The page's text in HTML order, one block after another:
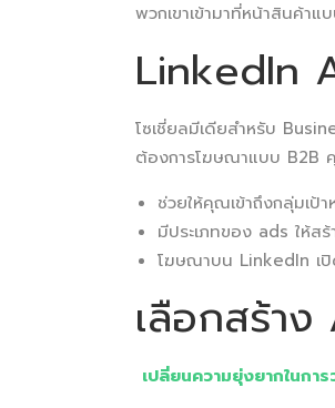
พวกเขาเข้ามาที่หน้าสินค้า
LinkedIn
โซเชี่ยลมีเดียสำหรับ
ต้องการโฆษณาแบบ B2B
ช่วยให้คุณเข้าถึงกลุ่มเป้
มีประเภทของ ads ให้ส
โฆษณาบน LinkedIn เปิ
เลือกสร้า
เปลี่ยนความยุ่งยากในกา